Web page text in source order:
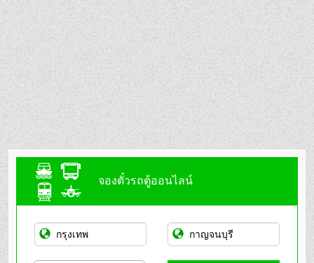
จองตั๋วรถตู้ออนไลน์